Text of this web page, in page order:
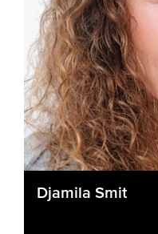
Djamila Smit